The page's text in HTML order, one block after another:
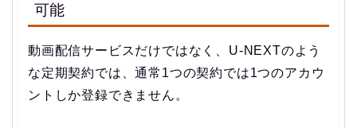
可能
動画配信サービスだけではなく、U-NEXTのよう
な定期契約では、通常1つの契約では1つのアカウ
ントしか登録できません。